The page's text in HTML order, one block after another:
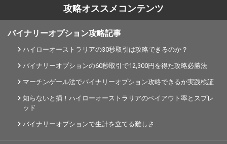
攻略オススメコンテンツ
バイナリーオプション攻略記事
ハイローオーストラリアの30秒取引は攻略できるのか？
バイナリーオプションの60秒取引で12,300円を得た攻略必勝法
マーチンゲール法でバイナリーオプション攻略できるか実践検証
知らないと損！ハイローオーストラリアのペイアウト率とスプレ
ッド
バイナリーオプションで生計を立てる難しさ